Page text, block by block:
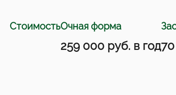
СтоимостьОчная форма
259 000 руб. в год